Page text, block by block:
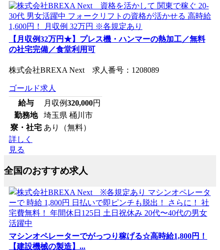
【月収例32万円★】プレス機・ハンマーの熱加工／無料
の社宅完備／食堂利用可
株式会社BREXA Next 求人番号：1208089
ゴールド求人
給与
月収例320,000円
勤務地
埼玉県 桶川市
寮・社宅 あり（無料）
詳しく
見る
全国のおすすめ求人
マシンオペレーターでがっつり稼げる☆高時給1,800円！
【建設機械の製造】...